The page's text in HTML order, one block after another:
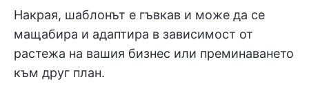
Накрая, шаблонът е гъвкав и може да се
мащабира и адаптира в зависимост от
растежа на вашия бизнес или преминаването
към друг план.